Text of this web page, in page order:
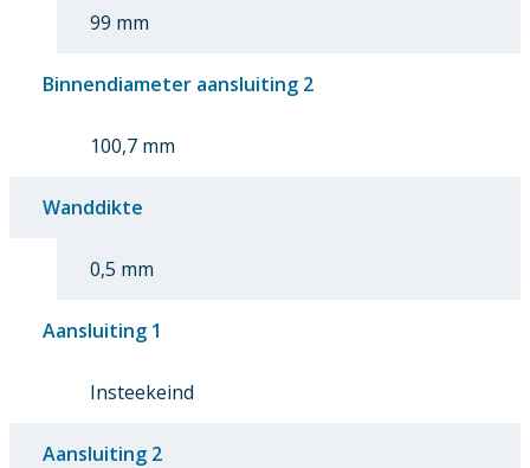
99 mm
Binnendiameter aansluiting 2
100,7 mm
Wanddikte
0,5 mm
Aansluiting 1
Insteekeind
Aansluiting 2